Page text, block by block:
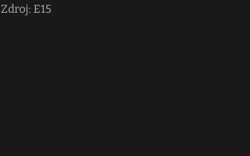
Zdroj: E15